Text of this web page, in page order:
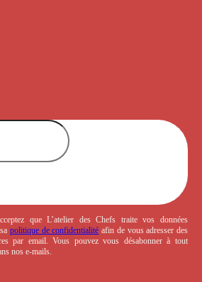
que L’atelier des Chefs traite vos données
politique de confidentialité afin de vous adresser des
par email. Vous pouvez vous désabonner à tout
nos e-mails.